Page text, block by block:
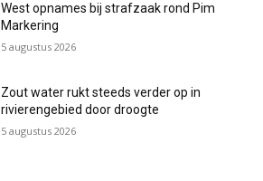
West opnames bij strafzaak rond Pim
Markering
5 augustus 2026
Zout water rukt steeds verder op in
rivierengebied door droogte
5 augustus 2026